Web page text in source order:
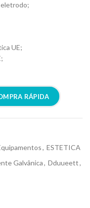
UE;
RÁPIDA
, ESTETICA
Galvânica, Dduueett,